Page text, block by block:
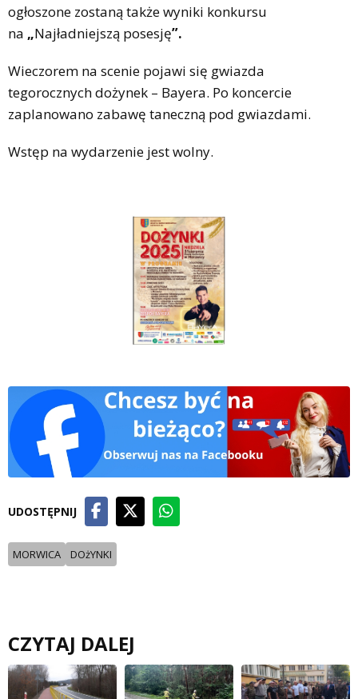
ogłoszone zostaną także wyniki konkursu
na „Najładniejszą posesję”.
Wieczorem na scenie pojawi się gwiazda
tegorocznych dożynek – Bayera. Po koncercie
zaplanowano zabawę taneczną pod gwiazdami.
Wstęp na wydarzenie jest wolny.
UDOSTĘPNIJ
MORWICA DOżYNKI
CZYTAJ DALEJ